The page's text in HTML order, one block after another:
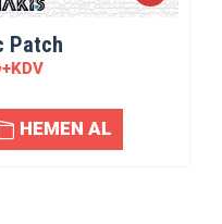
Patch
+KDV
HEMEN AL